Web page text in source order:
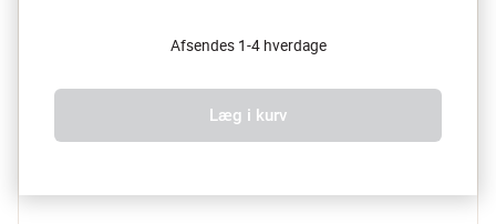
Afsendes 1-4 hverdage
Læg i kurv